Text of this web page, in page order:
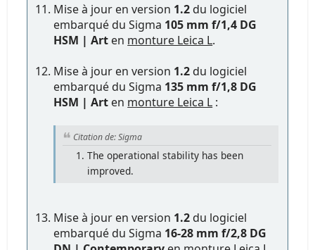
Mise à jour en version 1.2 du logiciel
embarqué du Sigma 105 mm f/1,4 DG
HSM | Art en monture Leica L.
Mise à jour en version 1.2 du logiciel
embarqué du Sigma 135 mm f/1,8 DG
HSM | Art en monture Leica L :
Citation de: Sigma
The operational stability has been
improved.
Mise à jour en version 1.2 du logiciel
embarqué du Sigma 16-28 mm f/2,8 DG